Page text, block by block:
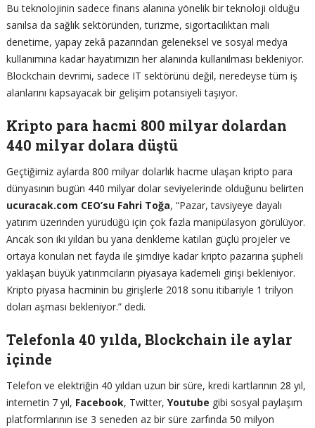
Bu teknolojinin sadece finans alanına yönelik bir teknoloji olduğu
sanılsa da sağlık sektöründen, turizme, sigortacılıktan mali
denetime, yapay zekâ pazarından geleneksel ve sosyal medya
kullanımına kadar hayatımızın her alanında kullanılması bekleniyor.
Blockchain devrimi, sadece IT sektörünü değil, neredeyse tüm iş
alanlarını kapsayacak bir gelişim potansiyeli taşıyor.
Kripto para hacmi 800 milyar dolardan
440 milyar dolara düştü
Geçtiğimiz aylarda 800 milyar dolarlık hacme ulaşan kripto para
dünyasının bugün 440 milyar dolar seviyelerinde olduğunu belirten
ucuracak.com CEO’su Fahri Toğa, “Pazar, tavsiyeye dayalı
yatırım üzerinden yürüdüğü için çok fazla manipülasyon görülüyor.
Ancak son iki yıldan bu yana denkleme katılan güçlü projeler ve
ortaya konulan net fayda ile şimdiye kadar kripto pazarına şüpheli
yaklaşan büyük yatırımcıların piyasaya kademeli girişi bekleniyor.
Kripto piyasa hacminin bu girişlerle 2018 sonu itibariyle 1 trilyon
doları aşması bekleniyor.” dedi.
Telefonla 40 yılda, Blockchain ile aylar
içinde
Telefon ve elektriğin 40 yıldan uzun bir süre, kredi kartlarının 28 yıl,
internetin 7 yıl, Facebook, Twitter, Youtube gibi sosyal paylaşım
platformlarının ise 3 seneden az bir süre zarfında 50 milyon